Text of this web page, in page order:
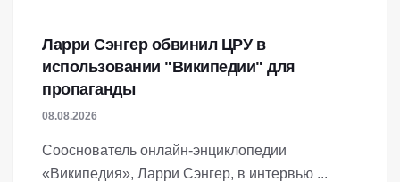
Ларри Сэнгер обвинил ЦРУ в
использовании "Википедии" для
пропаганды
08.08.2026
Сооснователь онлайн-энциклопедии
«Википедия», Ларри Сэнгер, в интервью ...